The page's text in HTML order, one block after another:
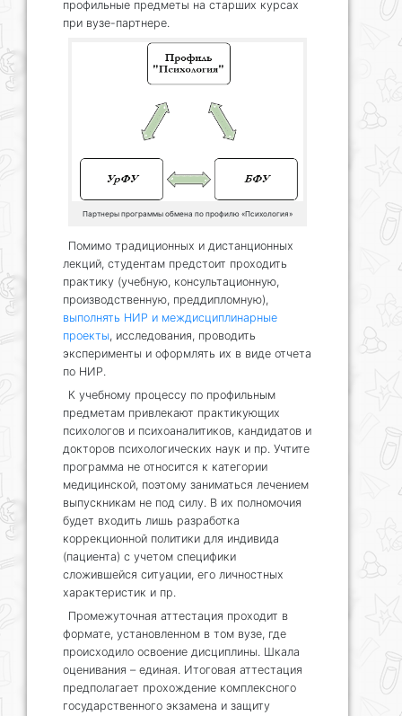
профильные предметы на старших курсах
при вузе-партнере.
Партнеры программы обмена по профилю «Психология»
Помимо традиционных и дистанционных
лекций, студентам предстоит проходить
практику (учебную, консультационную,
производственную, преддипломную),
выполнять НИР и междисциплинарные
проекты, исследования, проводить
эксперименты и оформлять их в виде отчета
по НИР.
К учебному процессу по профильным
предметам привлекают практикующих
психологов и психоаналитиков, кандидатов и
докторов психологических наук и пр. Учтите
программа не относится к категории
медицинской, поэтому заниматься лечением
выпускникам не под силу. В их полномочия
будет входить лишь разработка
коррекционной политики для индивида
(пациента) с учетом специфики
сложившейся ситуации, его личностных
характеристик и пр.
Промежуточная аттестация проходит в
формате, установленном в том вузе, где
происходило освоение дисциплины. Шкала
оценивания – единая. Итоговая аттестация
предполагает прохождение комплексного
государственного экзамена и защиту